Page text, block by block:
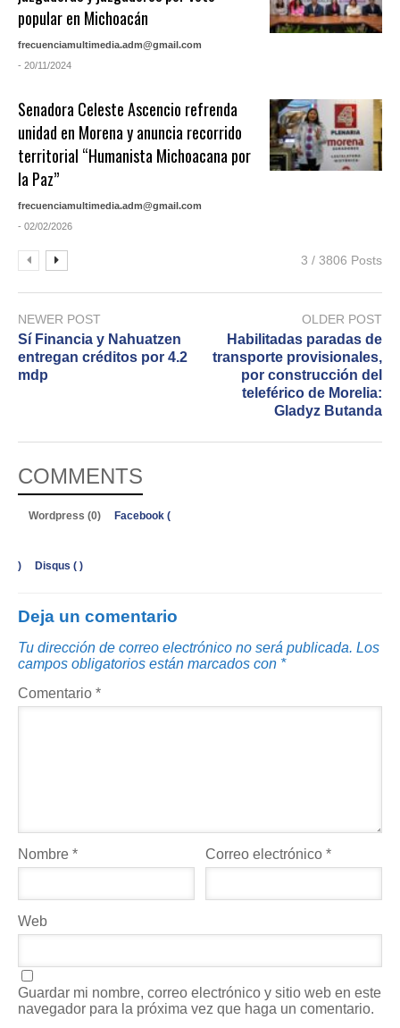
popular en Michoacán
frecuenciamultimedia.adm@gmail.com
- 20/11/2024
Senadora Celeste Ascencio refrenda
unidad en Morena y anuncia recorrido
territorial “Humanista Michoacana por
la Paz”
frecuenciamultimedia.adm@gmail.com
- 02/02/2026
3 / 3806 Posts
NEWER POST
Sí Financia y Nahuatzen
entregan créditos por 4.2
mdp
OLDER POST
Habilitadas paradas de
transporte provisionales,
por construcción del
teleférico de Morelia:
Gladyz Butanda
COMMENTS
Wordpress (0) Facebook (
) Disqus ( )
Deja un comentario
Tu dirección de correo electrónico no será publicada. Los
campos obligatorios están marcados con *
Comentario *
Nombre * Correo electrónico*
Web
Guardar mi nombre, correo electrónico y sitio web en este
navegador para la próxima vez que haga un comentario.